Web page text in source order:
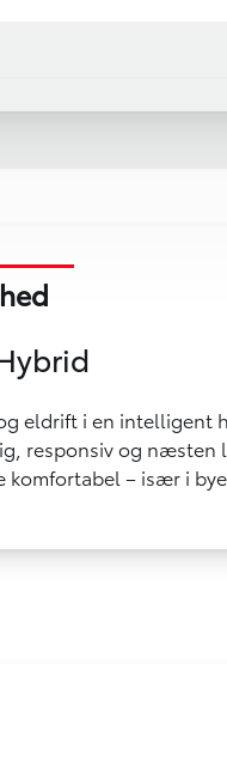
eldrift i en intelligent
responsiv og næsten
komfortabel – især i